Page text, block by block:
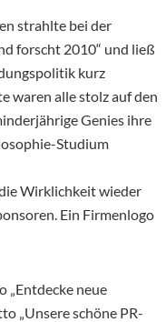
strahlte bei der
forscht 2010“ und ließ
kurz
waren alle stolz auf den
Genies ihre
Studium
Wirklichkeit wieder
Ein Firmenlogo
„Entdecke neue
„Unsere schöne PR-